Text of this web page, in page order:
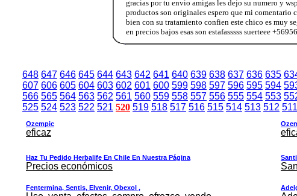
gracias por tu envio amigas les dejo su numero y
productos son originales espero que mi comentario
bien con su tratamiento confien este chico es muy
en precios bajos esas son estafasssss suerteee
648 647 646 645 644 643 642 641 640 639 638 637 636 635
607 606 605 604 603 602 601 600 599 598 597 596 595 594
566 565 564 563 562 561 560 559 558 557 556 555 554 553
525 524 523 522 521 520 519 518 517 516 515 514 513 512 511
Ozempic
eficaz
Haz Tu Pedido Herbalife En Chile En Nuestra Página
Precios económicos
Fentermina, Sentis, Elvenir, Obexol ,